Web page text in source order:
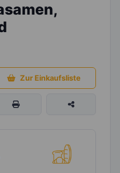
Zur Einkaufsliste